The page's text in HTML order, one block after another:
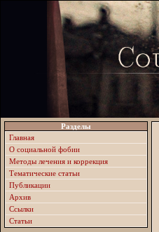
Разделы
Главная
О социальной фобии
Методы лечения и коррекция
Тематические статьи
Публикации
Архив
Ссылки
Статьи